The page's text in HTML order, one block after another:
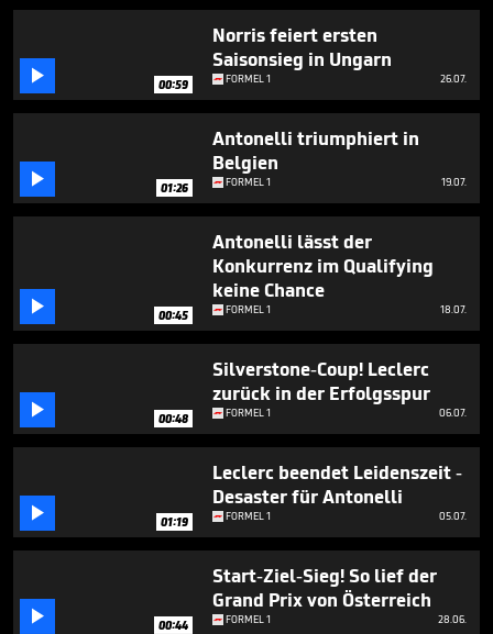
47
 00:59
Norris feiert ersten
Saisonsieg in Ungarn
FORMEL 1 26.07.
 01:26
Antonelli triumphiert in
Belgien
FORMEL 1 19.07.
 00:45
Antonelli lässt der
Konkurrenz im Qualifying
keine Chance
FORMEL 1 18.07.
 00:48
Silverstone-Coup! Leclerc
zurück in der Erfolgsspur
FORMEL 1 06.07.
 01:19
Leclerc beendet Leidenszeit -
Desaster für Antonelli
FORMEL 1 05.07.
 00:44
Start-Ziel-Sieg! So lief der
Grand Prix von Österreich
FORMEL 1 28.06.